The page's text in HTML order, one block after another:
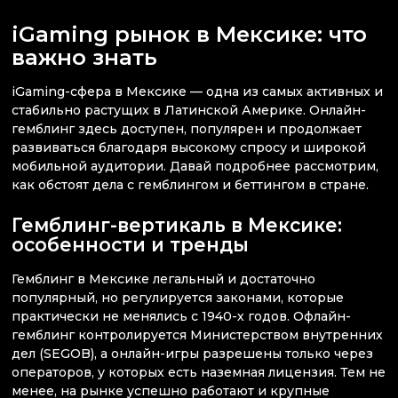
iGaming рынок в Мексике: что
важно знать
iGaming-сфера в Мексике — одна из самых активных и
стабильно растущих в Латинской Америке. Онлайн-
гемблинг здесь доступен, популярен и продолжает
развиваться благодаря высокому спросу и широкой
мобильной аудитории. Давай подробнее рассмотрим,
как обстоят дела с гемблингом и беттингом в стране.
Гемблинг-вертикаль в Мексике:
особенности и тренды
Гемблинг в Мексике легальный и достаточно
популярный, но регулируется законами, которые
практически не менялись с 1940-х годов. Офлайн-
гемблинг контролируется Министерством внутренних
дел (SEGOB), а онлайн-игры разрешены только через
операторов, у которых есть наземная лицензия. Тем не
менее, на рынке успешно работают и крупные